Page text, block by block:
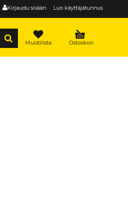
Kirjaudu sisään Luo käyttäjätunnus
Ostoskori
Muistilista